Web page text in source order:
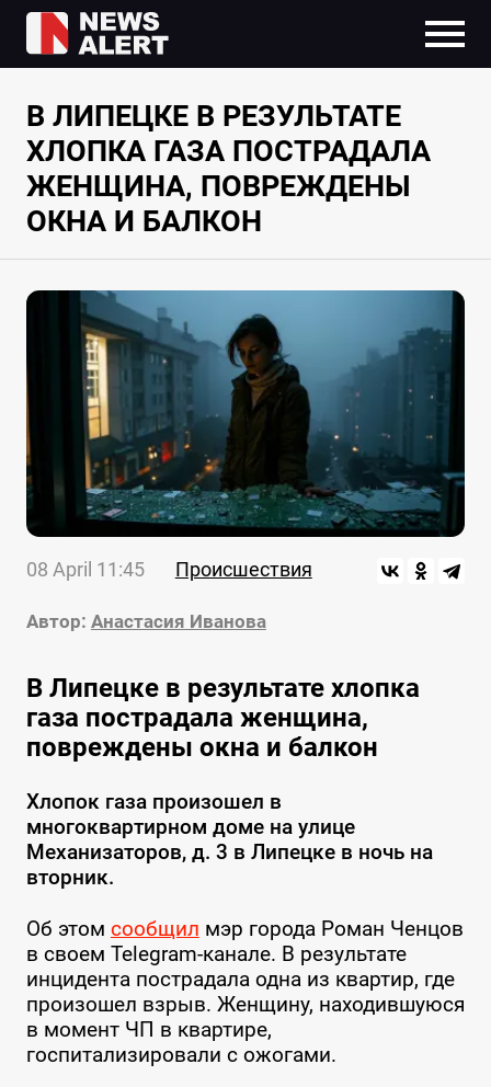
В ЛИПЕЦКЕ В РЕЗУЛЬТАТЕ
ХЛОПКА ГАЗА ПОСТРАДАЛА
ЖЕНЩИНА, ПОВРЕЖДЕНЫ
ОКНА И БАЛКОН
08 April 11:45 Происшествия
Автор: Анастасия Иванова
В Липецке в результате хлопка
газа пострадала женщина,
повреждены окна и балкон
Хлопок газа произошел в
многоквартирном доме на улице
Механизаторов, д. 3 в Липецке в ночь на
вторник.
Об этом сообщил мэр города Роман Ченцов
в своем Telegram-канале. В результате
инцидента пострадала одна из квартир, где
произошел взрыв. Женщину, находившуюся
в момент ЧП в квартире,
госпитализировали с ожогами.